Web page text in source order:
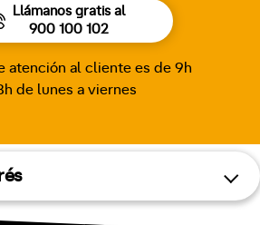
Llámanos gratis al
900 100 102
atención al cliente es de 9h
de lunes a viernes